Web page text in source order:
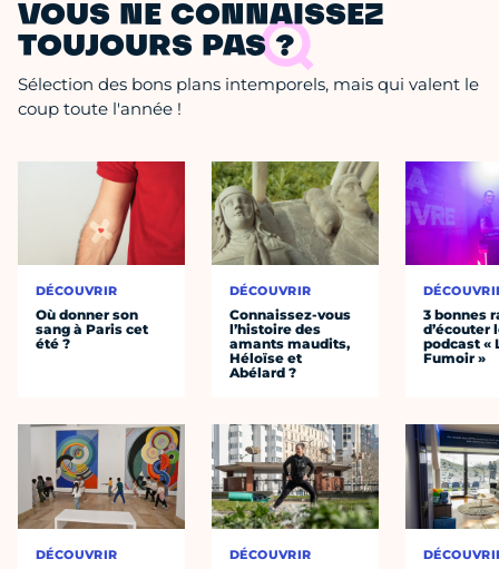
VOUS NE CONNAISSEZ
TOUJOURS PAS ?
Sélection des bons plans intemporels, mais qui valent le
coup toute l'année !
DÉCOUVRIR
Où donner son
sang à Paris cet
été ?
DÉCOUVRIR
DÉCOUVRIR
Connaissez-vous
l’histoire des
amants maudits,
Héloïse et
Abélard ?
DÉCOUVRIR
3 bonnes
d’écouter
podcast «
Fumoir »